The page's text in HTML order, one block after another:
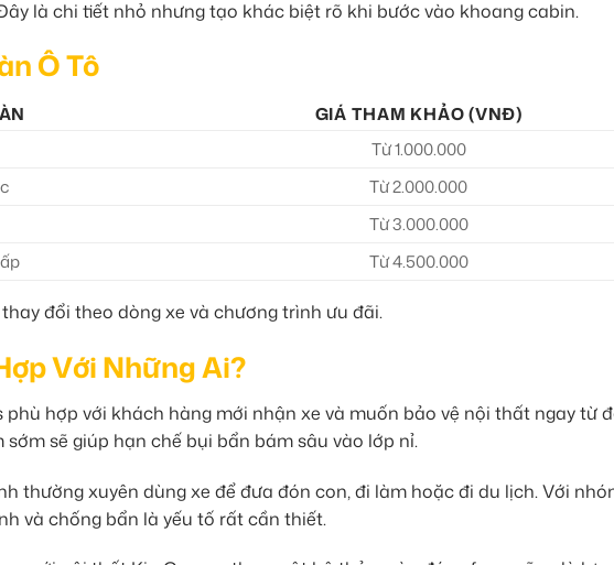
là chi tiết nhỏ nhưng tạo khác biệt rõ khi bước vào khoang cabin.
Ô Tô
GIÁ THAM KHẢO (VNĐ)
Từ 1.000.000
Từ 2.000.000
Từ 3.000.000
Từ 4.500.000
đổi theo dòng xe và chương trình ưu đãi.
Với Những Ai?
hợp với khách hàng mới nhận xe và muốn bảo vệ nội thất ngay từ
sẽ giúp hạn chế bụi bẩn bám sâu vào lớp nỉ.
thường xuyên dùng xe để đưa đón con, đi làm hoặc đi du lịch. Với
và chống bẩn là yếu tố rất cần thiết.